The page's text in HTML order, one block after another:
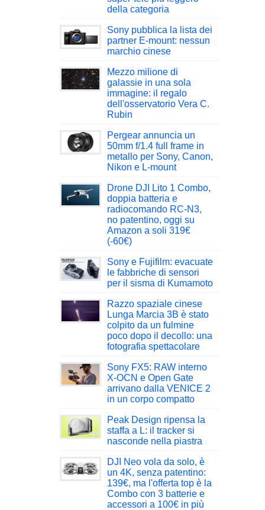
della categoria
Sony pubblica la lista dei
partner E-mount: nessun
marchio cinese
Mezzo milione di
galassie in una sola
immagine: il regalo
dell'osservatorio Vera C.
Rubin
Pergear annuncia un
50mm f/1.4 full frame in
metallo per Sony, Canon,
Nikon e L-mount
Drone DJI Lito 1 Combo,
doppia batteria e
radiocomando RC-N3,
no patentino, oggi su
Amazon a soli 319€
(-60€)
Sony e Fujifilm: evacuate
le fabbriche di sensori
per il sisma di Kumamoto
Razzo spaziale cinese
Lunga Marcia 3B è stato
colpito da un fulmine
poco dopo il decollo: una
fotografia spettacolare
Sony FX5: RAW interno
X-OCN e Open Gate
arrivano dalla VENICE 2
in un corpo compatto
Peak Design ripensa la
staffa a L: il tracker si
nasconde nella piastra
DJI Neo vola da solo, è
un 4K, senza patentino:
139€, ma l'offerta top è la
Combo con 3 batterie e
accessori a 100€ in più